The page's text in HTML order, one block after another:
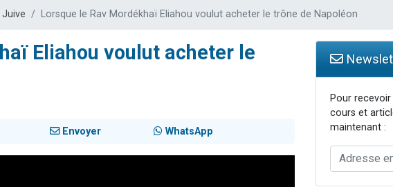
Juive Lorsque le Rav Mordékhaï Eliahou voulut acheter le trône de Napoléon
Eliahou voulut acheter le
Envoyer WhatsApp
Pour
cours et
maintenant :